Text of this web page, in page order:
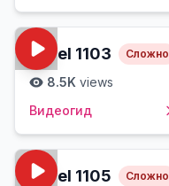
Level 1103 Сложно
8.5K views
Видеогид
Level 1105 Сложно